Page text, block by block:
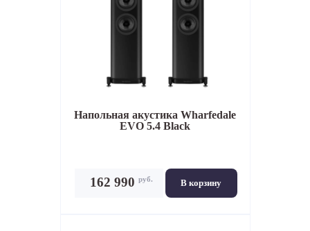
Напольная акустика Wharfedale
EVO 5.4 Black
В корзину
162 990 руб.